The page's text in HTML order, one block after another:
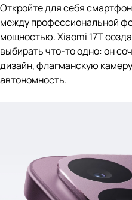
Откройте для себя
между профессиональной
мощностью. Xiaomi 17T
выбирать что-то одно: он
дизайн, флагманскую
автономность.